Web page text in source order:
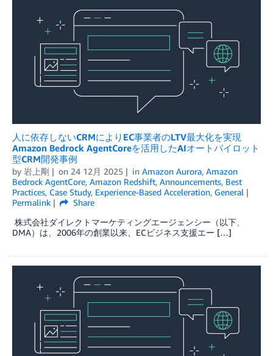
人に依存しないCRMによりEC事業者のLTV最大化を実現
Amazon Bedrock AgentCoreを活用したAIオートパイロット
型CRM開発事例
by 岩上剛 on 24 12月 2025 in Amazon Aurora, Amazon
Bedrock AgentCore, Amazon Redshift, Announcements, Best
Practices, Case Study, Experience-Based Acceleration, General
Permalink
Share
株式会社ダイレクトマーケティングエージェンシー（以下、
DMA）は、2006年の創業以来、ECビジネス支援エー […]